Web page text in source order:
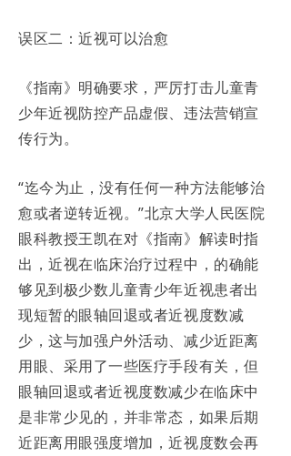
误区二：近视可以治愈
《指南》明确要求，严厉打击儿童青
少年近视防控产品虚假、违法营销宣
传行为。
“迄今为止，没有任何一种方法能够治
愈或者逆转近视。”北京大学人民医院
眼科教授王凯在对《指南》解读时指
出，近视在临床治疗过程中，的确能
够见到极少数儿童青少年近视患者出
现短暂的眼轴回退或者近视度数减
少，这与加强户外活动、减少近距离
用眼、采用了一些医疗手段有关，但
眼轴回退或者近视度数减少在临床中
是非常少见的，并非常态，如果后期
近距离用眼强度增加，近视度数会再